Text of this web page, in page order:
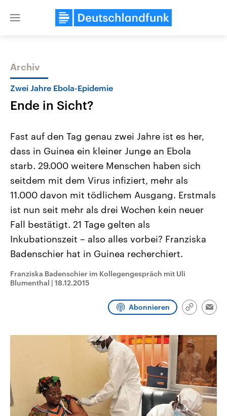
Close
Themen
Landtagswahl Sachsen-Anhalt
2026
Alle Informationen
Sachsen-Anhalt wählt am 6.
September 2026 einen neuen
Bundesland von einer Koalition aus
Umfragen, Prognosen,
Wahlprogramme, aktuelle Berichte
und Hintergründe zu den Parteien
Wahl.
USA
Aktuelle Beiträge,
Hintergründe
Wirtschaftlich und
gehören die Vereinigten
mit großem Einfluss auf
Sendungen Programm Podcasts
Audio-Archiv
Archiv
Zwei Jahre Ebola-Epidemie
Ende in Sicht?
Fast auf den Tag genau zwei Jahre ist es her,
dass in Guinea ein kleiner Junge an Ebola
starb. 29.000 weitere Menschen haben sich
seitdem mit dem Virus infiziert, mehr als
11.000 davon mit tödlichem Ausgang. Erstmals
ist nun seit mehr als drei Wochen kein neuer
Fall bestätigt. 21 Tage gelten als
Inkubationszeit – also alles vorbei? Franziska
Badenschier hat in Guinea recherchiert.
Franziska Badenschier im Kollegengespräch mit Uli
Blumenthal | 18.12.2015
Abonnieren
Link